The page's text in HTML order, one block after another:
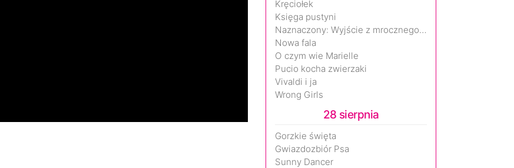
Kręciołek
Księga pustyni
Naznaczony: Wyjście z mrocznego wymiaru
Nowa fala
O czym wie Marielle
Pucio kocha zwierzaki
Vivaldi i ja
Wrong Girls
28 sierpnia
Gorzkie święta
Gwiazdozbiór Psa
Sunny Dancer